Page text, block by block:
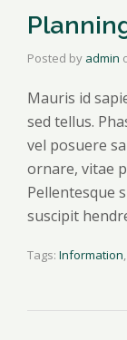
Posted by admin
Mauris id
sed tellus.
vel posuere
ornare, vitae
Pellentesque
suscipit
Tags: Information